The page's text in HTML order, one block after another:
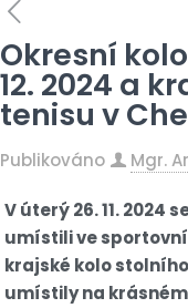
Okresní
12. 2024 a
tenisu v
Publikováno Mgr.
V úterý 26. 11. 2024
umístili ve
krajské kolo
umístily na